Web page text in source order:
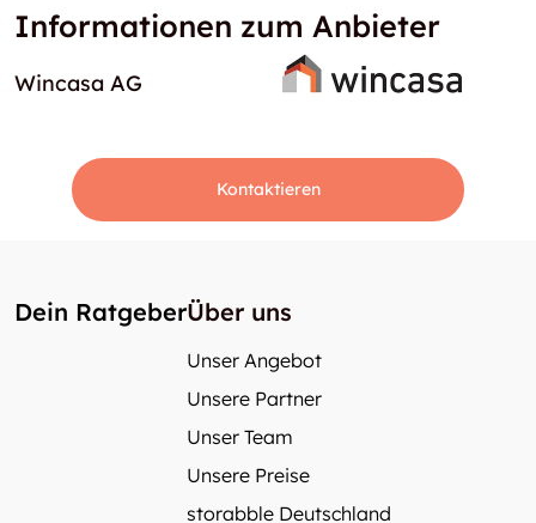
Informationen zum Anbieter
Wincasa AG
Kontaktieren
Dein RatgeberÜber uns
Unser Angebot
Unsere Partner
Unser Team
Unsere Preise
storabble Deutschland